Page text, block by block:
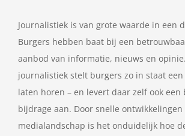
Journalistiek is van grote waarde in een
Burgers hebben baat bij een
aanbod van informatie, nieuws en
journalistiek stelt burgers zo in staat
laten horen – en levert daar zelf ook een
bijdrage aan. Door snelle
medialandschap is het onduidelijk hoe